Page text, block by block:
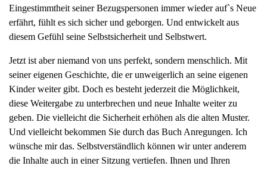
Eingestimmtheit seiner Bezugspersonen immer wieder auf`s Neue
erfährt, fühlt es sich sicher und geborgen. Und entwickelt aus
diesem Gefühl seine Selbstsicherheit und Selbstwert.
Jetzt ist aber niemand von uns perfekt, sondern menschlich. Mit
seiner eigenen Geschichte, die er unweigerlich an seine eigenen
Kinder weiter gibt. Doch es besteht jederzeit die Möglichkeit,
diese Weitergabe zu unterbrechen und neue Inhalte weiter zu
geben. Die vielleicht die Sicherheit erhöhen als die alten Muster.
Und vielleicht bekommen Sie durch das Buch Anregungen. Ich
wünsche mir das. Selbstverständlich können wir unter anderem
die Inhalte auch in einer Sitzung vertiefen. Ihnen und Ihren